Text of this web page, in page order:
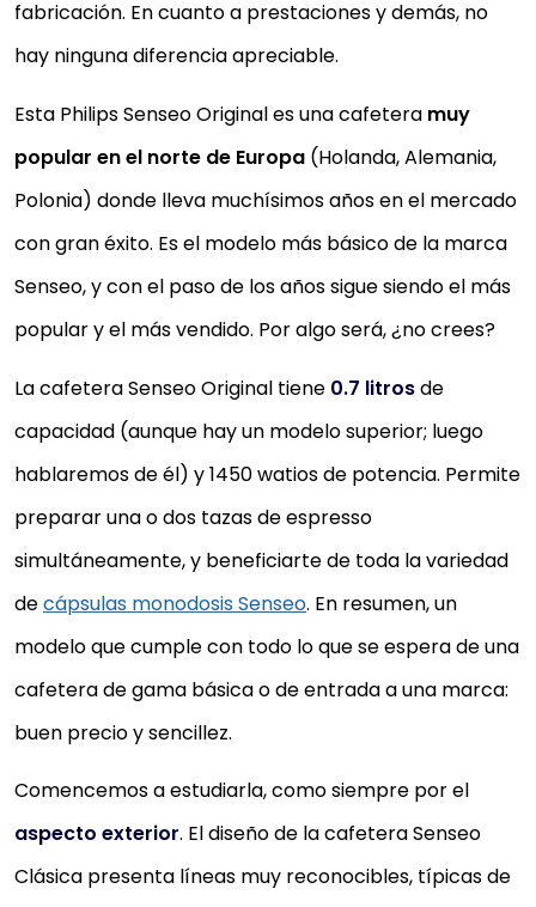
fabricación. En cuanto a prestaciones y demás, no
hay ninguna diferencia apreciable.
Esta Philips Senseo Original es una cafetera muy
popular en el norte de Europa (Holanda, Alemania,
Polonia) donde lleva muchísimos años en el mercado
con gran éxito. Es el modelo más básico de la marca
Senseo, y con el paso de los años sigue siendo el más
popular y el más vendido. Por algo será, ¿no crees?
La cafetera Senseo Original tiene 0.7 litrosde
capacidad (aunque hay un modelo superior; luego
hablaremos de él) y 1450 watios de potencia. Permite
preparar una o dos tazas de espresso
simultáneamente, y beneficiarte de toda la variedad
decápsulas monodosis Senseo. En resumen, un
modelo que cumple con todo lo que se espera de una
cafetera de gama básica o de entrada a una marca:
buen precio y sencillez.
Comencemos a estudiarla, como siempre por el
aspecto exterior. El diseño de la cafetera Senseo
Clásica presenta líneas muy reconocibles, típicas de